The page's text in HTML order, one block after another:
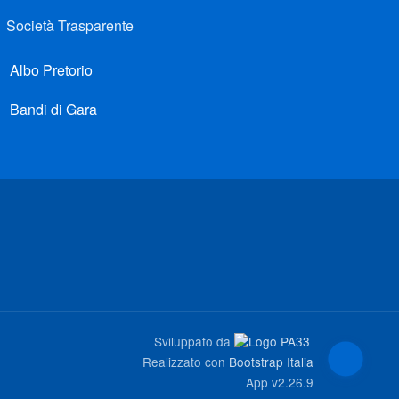
Società Trasparente
Albo Pretorio
Bandi di Gara
Sviluppato da
Realizzato con Bootstrap Italia
App v2.26.9